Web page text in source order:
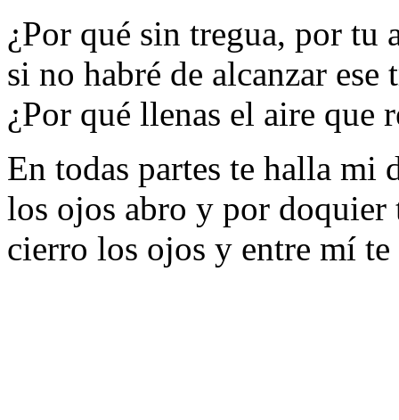
¿Por qué sin tregua, por tu
si no habré de alcanzar ese
¿Por qué llenas el aire que
En todas partes te halla mi
los ojos abro y por doquier
cierro los ojos y entre mí te